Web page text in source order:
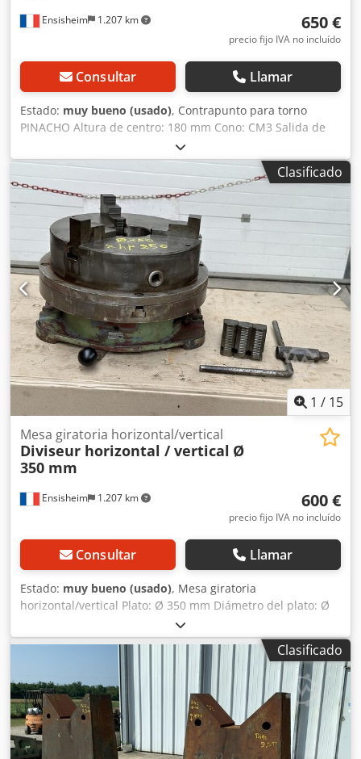
Ensisheim 1.207 km 650 €
precio fijo IVA no incluído
Consultar Llamar
Estado: muy bueno (usado), Contrapunto para torno
PINACHO Altura de centro: 180 mm Cono: CM3 Salida de
husillo: 160 mm Dimensiones de la base: Largo 210 mm x
Ancho 160 mm Distancia entre guías tipo V: 135 mm En
muy buen estado Djdpfx Ajzmxl Njh Dewa
Clasificado
1 / 15
Ensisheim 1.207 km
Mesa giratoria horizontal/vertical
Diviseur horizontal / vertical Ø
350 mm
600 €
precio fijo IVA no incluído
Consultar Llamar
Estado: muy bueno (usado), Mesa giratoria
horizontal/vertical Plato: Ø 350 mm Diámetro del plato: Ø
400 mm Altura sin husillo: 140 mm Altura total: 250 mm
Dimensiones de la base: Longitud 430 mm x profundidad
370 mm Peso: aprox. 150 kg Dwedpszmw Upsfx Ah Dea
Posibilidad de trabajar en posición horizontal o vertical El
avance se realiza mediante la manivela frontal
Clasificado